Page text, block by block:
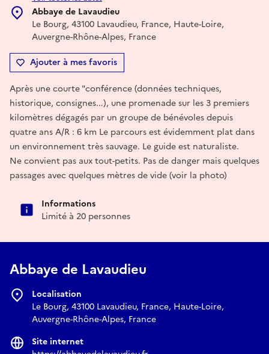
Abbaye de Lavaudieu
Le Bourg, 43100 Lavaudieu, France, Haute-Loire,
Auvergne-Rhône-Alpes, France
Ajouter à mes favoris
Après une courte "conférence (données techniques,
historique, consignes...), une promenade sur les 3 premiers
kilomètres dégagés par un groupe de bénévoles depuis
quatre ans A/R : 6 km Le parcours est évidemment plat dans
un environnement très sauvage. Le guide est naturaliste.
Ne convient pas aux tout-petits. Pas de danger mais quelques
passages avec quelques mètres de vide (voir la photo)
Informations
Limité à 20 personnes
Abbaye de Lavaudieu
Localisation
Le Bourg, 43100 Lavaudieu, France, Haute-Loire,
Auvergne-Rhône-Alpes, France
Site internet